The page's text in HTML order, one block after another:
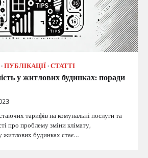
ПУБЛІКАЦІЇ СТАТТІ
у житлових будинках: поради
тарифів на комунальні послуги та
про проблему зміни клімату,
житлових будинках стає…